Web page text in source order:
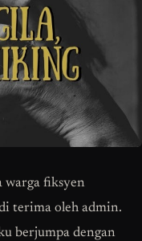
warga fiksyen
terima oleh admin.
berjumpa dengan